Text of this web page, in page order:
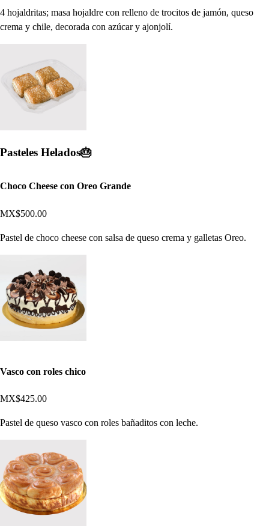
4 hojaldritas; masa hojaldre con relleno de trocitos de jamón, queso
crema y chile, decorada con azúcar y ajonjolí.
Pasteles Helados🎂​
Choco Cheese con Oreo Grande
MX$500.00
Pastel de choco cheese con salsa de queso crema y galletas Oreo.
Vasco con roles chico
MX$425.00
Pastel de queso vasco con roles bañaditos con leche.